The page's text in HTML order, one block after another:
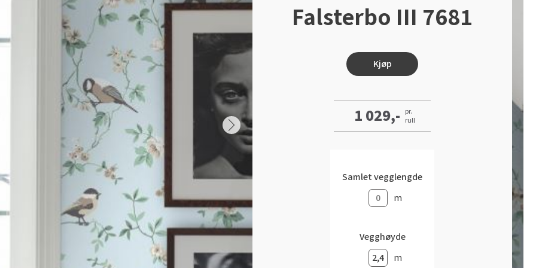
Falsterbo III 7681
Kjøp
1 029,- pr.
rull
Samlet vegglengde
m
Vegghøyde
m